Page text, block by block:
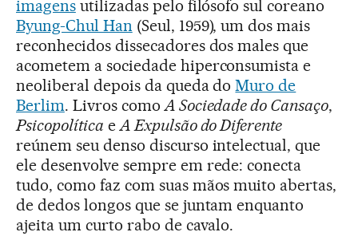
imagensutilizadas pelo filósofo sul coreano
Byung-Chul Han (Seul, 1959), um dos mais
reconhecidos dissecadores dos males que
acometem a sociedade hiperconsumista e
neoliberal depois da queda doMuro de
Berlim. Livros comoA Sociedade do Cansaço,
Psicopolítica eA Expulsão do Diferente
reúnem seu denso discurso intelectual, que
ele desenvolve sempre em rede: conecta
tudo, como faz com suas mãos muito abertas,
de dedos longos que se juntam enquanto
ajeita um curto rabo de cavalo.